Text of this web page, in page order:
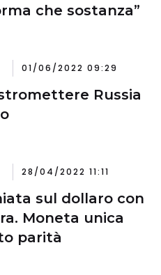
01/06/2022 09:29
Russia
28/04/2022 11:11
sul dollaro con
Moneta unica
parità